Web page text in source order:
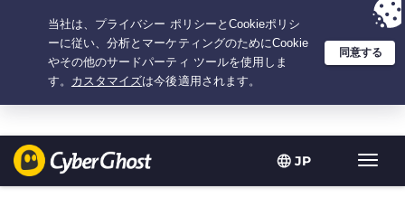
JP
ト
グ
選択プラン：2.1666666666667年間 $ 2.19 /月の 大特価